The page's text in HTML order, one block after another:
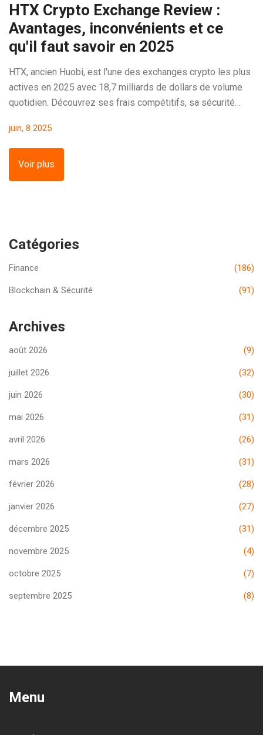
HTX Crypto Exchange Review :
Avantages, inconvénients et ce
qu'il faut savoir en 2025
HTX, ancien Huobi, est l'une des exchanges crypto les plus
actives en 2025 avec 18,7 milliards de dollars de volume
quotidien. Découvrez ses frais compétitifs, sa sécurité
d'être considérée.
juin, 8 2025
Voir plus
Catégories
Finance (186)
Blockchain & Sécurité (91)
Archives
août 2026 (9)
juillet 2026 (32)
juin 2026 (30)
mai 2026 (31)
avril 2026 (26)
mars 2026 (31)
février 2026 (28)
janvier 2026 (27)
décembre 2025 (31)
novembre 2025 (4)
octobre 2025 (7)
septembre 2025 (8)
Menu